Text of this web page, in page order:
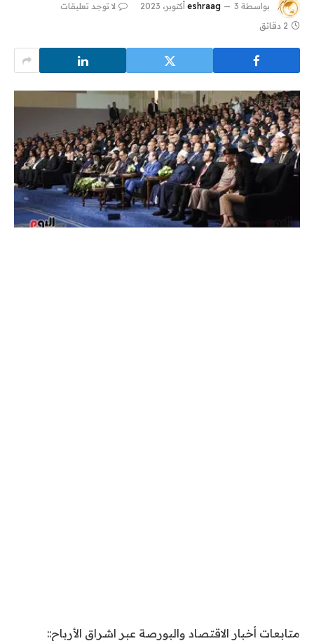
بواسطة eshraag 3 أكتوبر، 2023
لا توجد تعليقات
2 دقائق
متابعات أخبار الاقتصاد والبورصة عبر اشراق الأرباح::